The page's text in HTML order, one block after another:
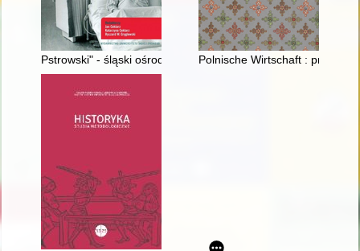
Pstrowski" - śląski ośrodek chorób dzieci w Rabce
Polnische Wirtschaft :